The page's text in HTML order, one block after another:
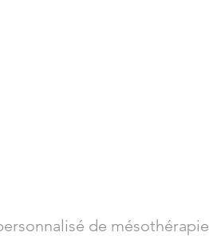
de mésothérapie